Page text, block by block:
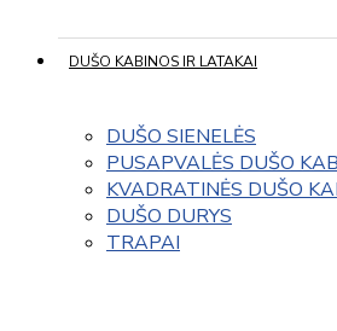
DUŠO KABINOS IR LATAKAI
DUŠO SIENELĖS
PUSAPVALĖS DUŠO
KVADRATINĖS DUŠO
DUŠO DURYS
TRAPAI